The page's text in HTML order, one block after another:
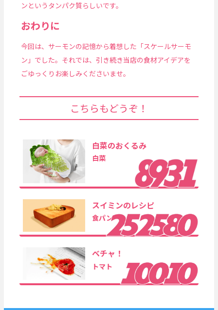
ンというタンパク質らしいです。
おわりに
今回は、サーモンの記憶から着想した「スケールサーモ
ン」でした。それでは、引き続き当店の食材アイデアを
ごゆっくりお楽しみくださいませ。
こちらもどうぞ！
白菜のおくるみ
白菜
スイミンのレシピ
食パン
ベチャ！
トマト